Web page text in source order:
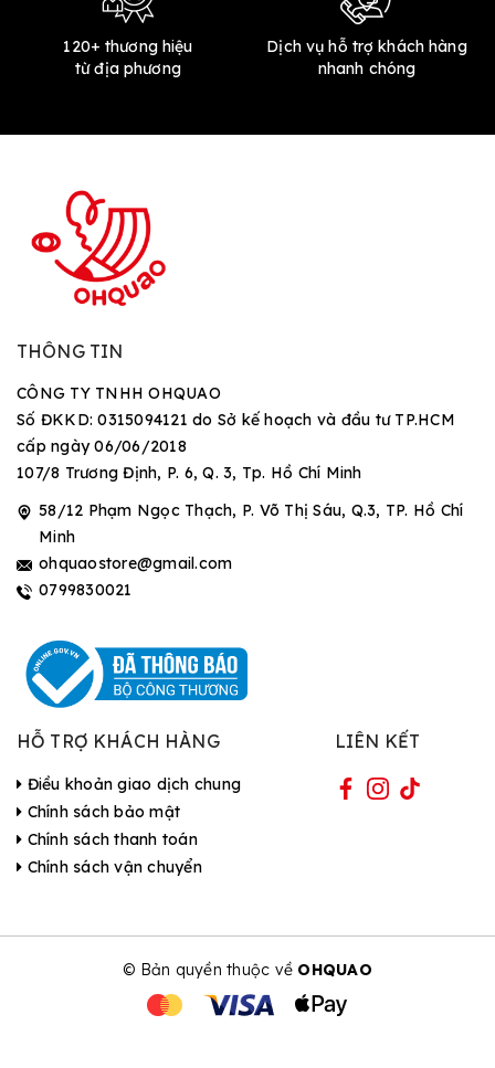
120+ thương hiệu
từ địa phương
Dịch vụ hỗ trợ khách hàng
nhanh chóng
THÔNG TIN
CÔNG TY TNHH OHQUAO
Số ĐKKD: 0315094121 do Sở kế hoạch và đầu tư TP.HCM
cấp ngày 06/06/2018
107/8 Trương Định, P. 6, Q. 3, Tp. Hồ Chí Minh
58/12 Phạm Ngọc Thạch, P. Võ Thị Sáu, Q.3, TP. Hồ Chí
Minh
ohquaostore@gmail.com
0799830021
HỖ TRỢ KHÁCH HÀNG
Điều khoản giao dịch chung
Chính sách bảo mật
Chính sách thanh toán
Chính sách vận chuyển
LIÊN KẾT
© Bản quyền thuộc về OHQUAO
| Cung cấp bởi Sapo